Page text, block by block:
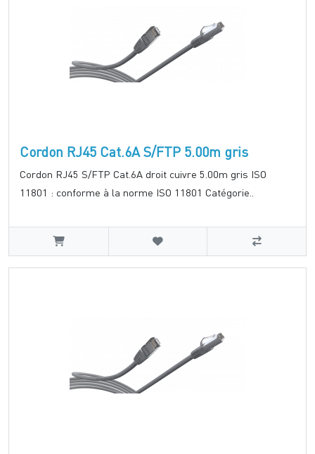
Cordon RJ45 Cat.6A S/FTP 5.00m gris
Cordon RJ45 S/FTP Cat.6A droit cuivre 5.00m gris ISO
11801 : conforme à la norme ISO 11801 Catégorie..